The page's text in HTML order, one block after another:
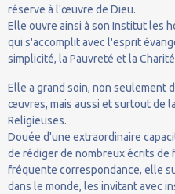
réserve à l'œuvre de Dieu.
Elle ouvre ainsi à son Institut les
qui s'accomplit avec l'esprit
simplicité, la Pauvreté et la
Elle a grand soin, non seulement
œuvres, mais aussi et surtout de
Religieuses.
Douée d'une extraordinaire
de rédiger de nombreux écrits de
fréquente correspondance, elle
dans le monde, les invitant avec